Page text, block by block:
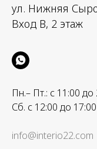
ул. Нижняя
Вход B, 2 этаж
Пн.– Пт.: с 11:00 до
Сб. с 12:00 до 17:00
info@interio22.com